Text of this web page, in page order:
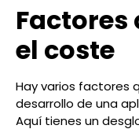
Factores
el coste
Hay varios factores
desarrollo de una
Aquí tienes un